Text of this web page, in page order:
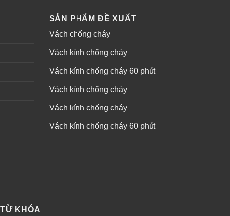
SẢN PHẨM ĐỀ XUẤT
Vách chống cháy
Vách kính chống cháy
Vách kính chống cháy 60 phút
Vách kính chống cháy
Vách kính chống cháy
Vách kính chống cháy 60 phút
TỪ KHÓA